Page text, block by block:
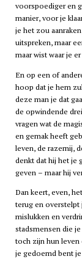
voorspoediger en
manier, voor je
je het zou
uitspreken, maar
maar wist waar je
En op een of
hoop dat je hem
deze man je dat
de opwindende
vragen wat de
en gemak heeft
leven, de razernij,
denkt dat hij het je
geven – maar hij
Dan keert, even,
terug en overstelpt
mislukken en
stadsmensen die
toch zijn hun leven
je gedoemd bent